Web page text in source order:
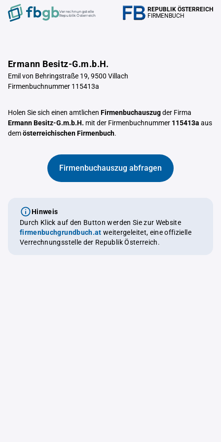
Verrechnungstelle
Republik Österreich
REPUBLIK ÖSTERREICH
FIRMENBUCH
Ermann Besitz-G.m.b.H.
Emil von Behringstraße 19, 9500 Villach
Firmenbuchnummer 115413a
Holen Sie sich einen amtlichen Firmenbuchauszugder Firma
Ermann Besitz-G.m.b.H. mit der Firmenbuchnummer 115413a aus
demösterreichischen Firmenbuch.
Firmenbuchauszug abfragen
Hinweis
Durch Klick auf den Button werden Sie zur Website
firmenbuchgrundbuch.at weitergeleitet, eine offizielle
Verrechnungsstelle der Republik Österreich.